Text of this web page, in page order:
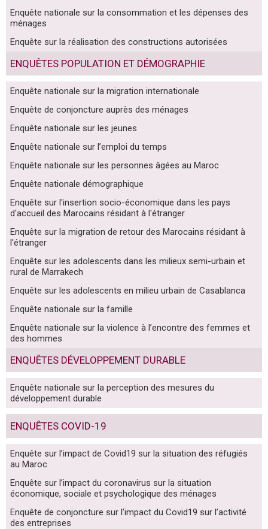
Enquête nationale sur la consommation et les dépenses des
ménages
Enquête sur la réalisation des constructions autorisées
ENQUÊTES POPULATION ET DÉMOGRAPHIE
Enquête nationale sur la migration internationale
Enquête de conjoncture auprès des ménages
Enquête nationale sur les jeunes
Enquête nationale sur l’emploi du temps
Enquête nationale sur les personnes âgées au Maroc
Enquête nationale démographique
Enquête sur l'insertion socio-économique dans les pays
d'accueil des Marocains résidant à l'étranger
Enquête sur la migration de retour des Marocains résidant à
l'étranger
Enquête sur les adolescents dans les milieux semi-urbain et
rural de Marrakech
Enquête sur les adolescents en milieu urbain de Casablanca
Enquête nationale sur la famille
Enquête nationale sur la violence à l’encontre des femmes et
des hommes
ENQUÊTES DÉVELOPPEMENT DURABLE
Enquête nationale sur la perception des mesures du
développement durable
ENQUÊTES COVID-19
Enquête sur l’impact de Covid19 sur la situation des réfugiés
au Maroc
Enquête sur l’impact du coronavirus sur la situation
économique, sociale et psychologique des ménages
Enquête de conjoncture sur l’impact du Covid19 sur l’activité
des entreprises